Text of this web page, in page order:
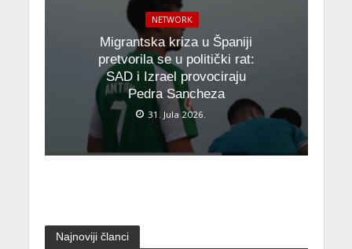
NETWORK
Migrantska kriza u Španiji
pretvorila se u politički rat:
SAD i Izrael provociraju
Pedra Sancheza
31. Jula 2026.
Najnoviji članci